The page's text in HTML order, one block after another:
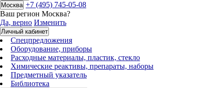
Москва +7 (495) 745-05-08
Ваш регион Москва?
Да, верно Изменить
Личный кабинет
Спецпредложения
Оборудование, приборы
Расходные материалы, пластик, стекло
Химические реактивы, препараты, наборы
Предметный указатель
Библиотека